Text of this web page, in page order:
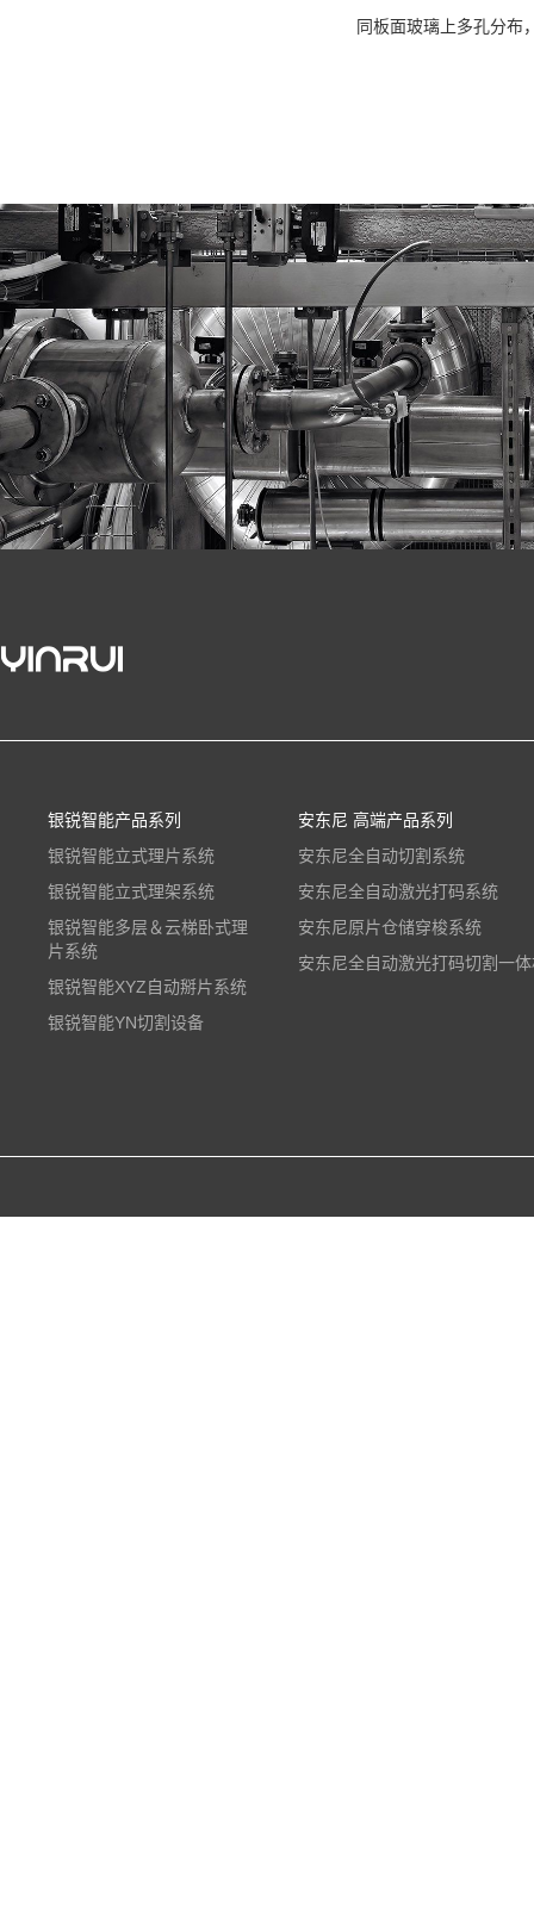
同板面玻璃上多孔分布
银锐智能产品系列
银锐智能立式理片系统
银锐智能立式理架系统
银锐智能多层＆云梯卧式理
片系统
银锐智能XYZ自动掰片系统
银锐智能YN切割设备
安东尼 高端产品系列
安东尼全自动切割系统
安东尼全自动激光打码系统
安东尼原片仓储穿梭系统
安东尼全自动激光打码切割一